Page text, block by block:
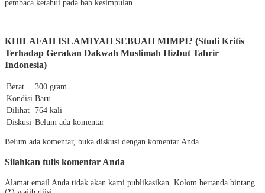
pembaca ketahui pada bab kesimpulan.
KHILAFAH ISLAMIYAH SEBUAH MIMPI? (Studi Kritis
Terhadap Gerakan Dakwah Muslimah Hizbut Tahrir
Indonesia)
Berat
300 gram
Kondisi Baru
Dilihat
764 kali
Diskusi Belum ada komentar
Belum ada komentar, buka diskusi dengan komentar Anda.
Silahkan tulis komentar Anda
Alamat email Anda tidak akan kami publikasikan. Kolom bertanda bintang